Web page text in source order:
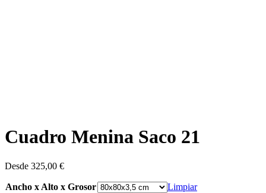
Cuadro Menina Saco 21
Desde 325,00 €
Ancho x Alto x Grosor
Limpiar